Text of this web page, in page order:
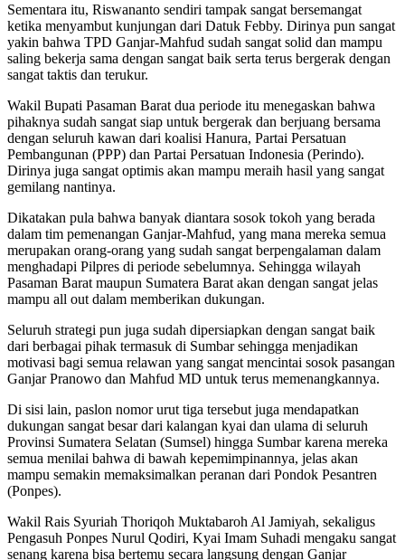
Sementara itu, Riswananto sendiri tampak sangat bersemangat
ketika menyambut kunjungan dari Datuk Febby. Dirinya pun sangat
yakin bahwa TPD Ganjar-Mahfud sudah sangat solid dan mampu
saling bekerja sama dengan sangat baik serta terus bergerak dengan
sangat taktis dan terukur.
Wakil Bupati Pasaman Barat dua periode itu menegaskan bahwa
pihaknya sudah sangat siap untuk bergerak dan berjuang bersama
dengan seluruh kawan dari koalisi Hanura, Partai Persatuan
Pembangunan (PPP) dan Partai Persatuan Indonesia (Perindo).
Dirinya juga sangat optimis akan mampu meraih hasil yang sangat
gemilang nantinya.
Dikatakan pula bahwa banyak diantara sosok tokoh yang berada
dalam tim pemenangan Ganjar-Mahfud, yang mana mereka semua
merupakan orang-orang yang sudah sangat berpengalaman dalam
menghadapi Pilpres di periode sebelumnya. Sehingga wilayah
Pasaman Barat maupun Sumatera Barat akan dengan sangat jelas
mampu all out dalam memberikan dukungan.
Seluruh strategi pun juga sudah dipersiapkan dengan sangat baik
dari berbagai pihak termasuk di Sumbar sehingga menjadikan
motivasi bagi semua relawan yang sangat mencintai sosok pasangan
Ganjar Pranowo dan Mahfud MD untuk terus memenangkannya.
Di sisi lain, paslon nomor urut tiga tersebut juga mendapatkan
dukungan sangat besar dari kalangan kyai dan ulama di seluruh
Provinsi Sumatera Selatan (Sumsel) hingga Sumbar karena mereka
semua menilai bahwa di bawah kepemimpinannya, jelas akan
mampu semakin memaksimalkan peranan dari Pondok Pesantren
(Ponpes).
Wakil Rais Syuriah Thoriqoh Muktabaroh Al Jamiyah, sekaligus
Pengasuh Ponpes Nurul Qodiri, Kyai Imam Suhadi mengaku sangat
senang karena bisa bertemu secara langsung dengan Ganjar